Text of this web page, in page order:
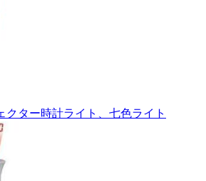
クター時計ライト、七色ライト